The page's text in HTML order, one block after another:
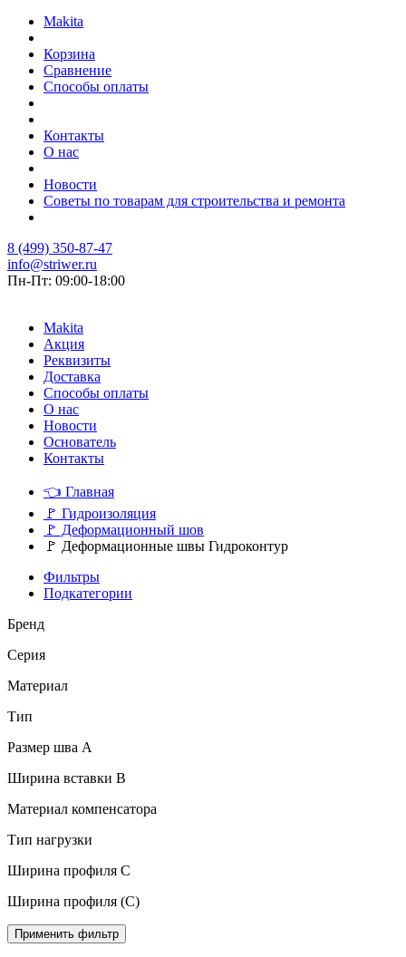
Makita
Корзина
Сравнение
Способы оплаты
Контакты
О нас
Новости
Советы по товарам для строительства и ремонта
8 (499) 350-87-47
info@striwer.ru
Пн-Пт: 09:00-18:00
Makita
Акция
Реквизиты
Доставка
Способы оплаты
О нас
Новости
Основатель
Контакты
👈 Главная
🚩 Гидроизоляция
🚩 Деформационный шов
🚩 Деформационные швы Гидроконтур
Фильтры
Подкатегории
Бренд
Серия
Материал
Тип
Размер шва A
Ширина вставки B
Материал компенсатора
Тип нагрузки
Ширина профиля C
Ширина профиля (C)
Применить фильтр